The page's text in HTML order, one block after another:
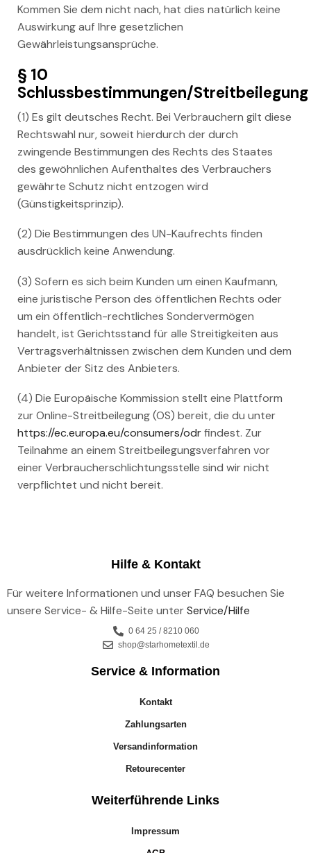
Kommen Sie dem nicht nach, hat dies natürlich keine
Auswirkung auf Ihre gesetzlichen
Gewährleistungsansprüche.
§ 10
Schlussbestimmungen/Streitbeilegung
(1) Es gilt deutsches Recht. Bei Verbrauchern gilt diese
Rechtswahl nur, soweit hierdurch der durch
zwingende Bestimmungen des Rechts des Staates
des gewöhnlichen Aufenthaltes des Verbrauchers
gewährte Schutz nicht entzogen wird
(Günstigkeitsprinzip).
(2) Die Bestimmungen des UN-Kaufrechts finden
ausdrücklich keine Anwendung.
(3) Sofern es sich beim Kunden um einen Kaufmann,
eine juristische Person des öffentlichen Rechts oder
um ein öffentlich-rechtliches Sondervermögen
handelt, ist Gerichtsstand für alle Streitigkeiten aus
Vertragsverhältnissen zwischen dem Kunden und dem
Anbieter der Sitz des Anbieters.
(4) Die Europäische Kommission stellt eine Plattform
zur Online-Streitbeilegung (OS) bereit, die du unter
https://ec.europa.eu/consumers/odrfindest. Zur
Teilnahme an einem Streitbeilegungsverfahren vor
einer Verbraucherschlichtungsstelle sind wir nicht
verpflichtet und nicht bereit.
Hilfe & Kontakt
Für weitere Informationen und unser FAQ besuchen Sie
unsere Service- & Hilfe-Seite unterService/Hilfe
0 64 25 / 8210 060
shop@starhometextil.de
Service & Information
Kontakt
Zahlungsarten
Versandinformation
Retourecenter
Weiterführende Links
Impressum